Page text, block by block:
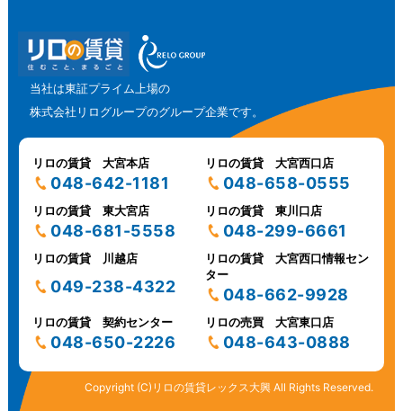
当社は東証プライム上場の
株式会社リログループのグループ企業です。
リロの賃貸 大宮本店
048-642-1181
リロの賃貸 大宮西口店
048-658-0555
リロの賃貸 東大宮店
048-681-5558
リロの賃貸 東川口店
048-299-6661
リロの賃貸 川越店
049-238-4322
リロの賃貸 大宮西口情報セン
ター
048-662-9928
リロの賃貸 契約センター
048-650-2226
リロの売買 大宮東口店
048-643-0888
Copyright (C)リロの賃貸レックス大興 All Rights Reserved.